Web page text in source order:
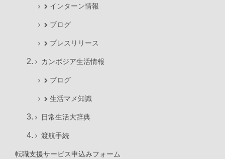
インターン情報
ブログ
プレスリリース
カンボジア生活情報
ブログ
生活マメ知識
日常生活大辞典
渡航手続
転職支援サービス申込みフォーム